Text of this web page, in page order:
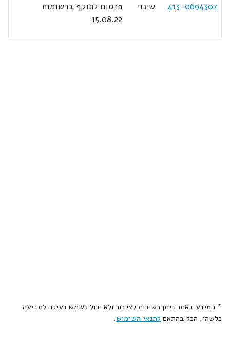
413-0694307
שינוי
פרסום לתוקף ברשומות
15.08.22
* המידע באתר ניתן כשירות לציבור ולא יכול לשמש כעילה לתביעה
כלשהי, הכל בהתאם לתנאי השימוש.